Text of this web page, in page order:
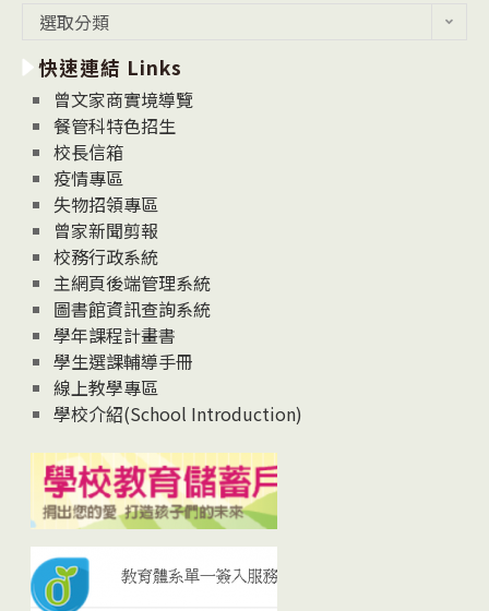
消
息
News
選取分類
快速連結 Links
曾文家商實境導覽
餐管科特色招生
校長信箱
疫情專區
失物招領專區
曾家新聞剪報
校務行政系統
主網頁後端管理系統
圖書館資訊查詢系統
學年課程計畫書
學生選課輔導手冊
線上教學專區
學校介紹(School Introduction)